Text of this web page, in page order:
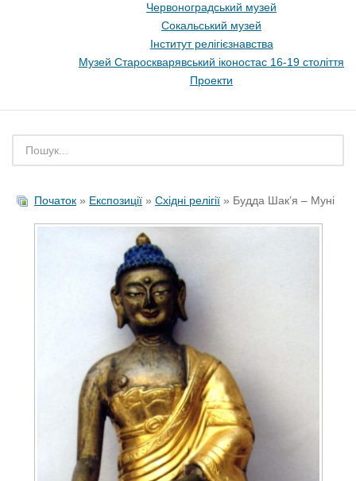
Червоноградський музей
Сокальський музей
Інститут релігієзнавства
Музей Староскварявський іконостас 16-19 cтоліття
Проекти
Початок » Експозиції » Східні релігії » Будда Шак’я – Муні